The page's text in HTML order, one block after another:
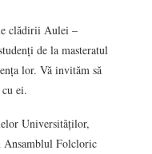
clădirii Aulei –
de la masteratul
lor. Vă invităm să
ei.
Universităților,
Ansamblul Folcloric